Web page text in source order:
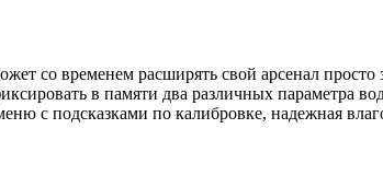
со временем расширять свой арсенал
в памяти два различных параметра
с подсказками по калибровке, надежная